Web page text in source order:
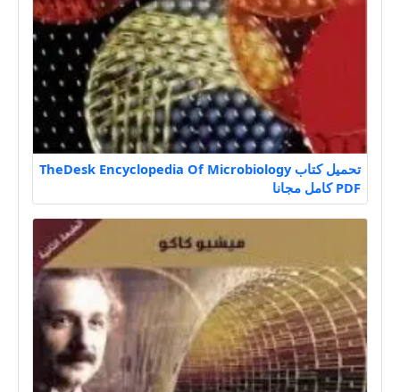
تحميل كتاب TheDesk Encyclopedia Of Microbiology
PDF كامل مجانا